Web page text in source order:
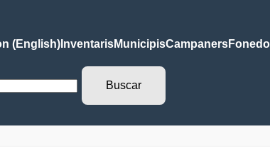
(English)InventarisMunicipisCampaners